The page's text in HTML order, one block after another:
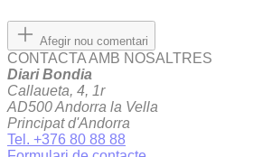
Afegir nou comentari
CONTACTA AMB NOSALTRES
Diari Bondia
Callaueta, 4, 1r
AD500 Andorra la Vella
Principat d'Andorra
Tel. +376 80 88 88